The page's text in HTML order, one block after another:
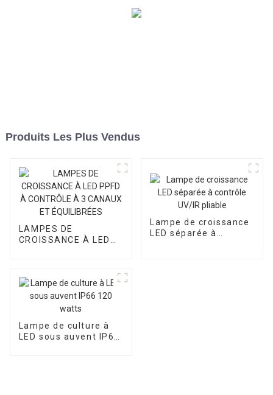
Produits Les Plus Vendus
LAMPES DE
CROISSANCE À LED
Lampe de croissance
LED séparée à
Lampe de culture à
LED sous auvent IP66